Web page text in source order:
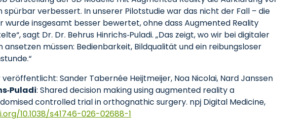
verbessert. In unserer Pilotstudie war das nicht der Fall – die
wurde insgesamt besser bewertet, ohne dass Augmented Reality
sagt Dr. Dr. Behrus Hinrichs‑Puladi. „Das zeigt, wo wir bei digitaler
müssen: Bedienbarkeit, Bildqualität und ein reibungsloser
veröffentlicht: Sander Tabernée Heijtmeijer, Noa Nicolai, Nard Janssen
: Shared decision making using augmented reality a
controlled trial in orthognathic surgery. npj Digital Medicine,
10.1038/s41746-026-02688-1